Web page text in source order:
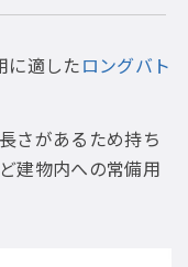
に適したロングバト
さがあるため持ち
建物内への常備用